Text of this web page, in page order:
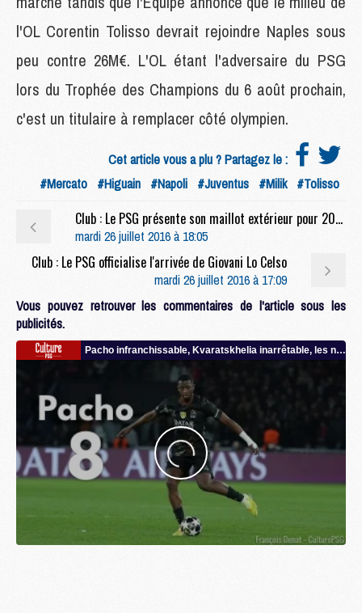
l'OL Corentin Tolisso devrait rejoindre Naples sous
peu contre 26M€. L'OL étant l'adversaire du PSG
lors du Trophée des Champions du 6 août prochain,
c'est un titulaire à remplacer côté olympien.
Cet article vous a plu ? Partagez le :
#Mercato #Higuain #Napoli #Juventus #Milik #Tolisso
Club : Le PSG présente son maillot extérieur pour 2016/2017
mardi 26 juillet 2016 à 18:05
Club : Le PSG officialise l'arrivée de Giovani Lo Celso
mardi 26 juillet 2016 à 17:09
Vous pouvez retrouver les commentaires de l'article sous les
publicités.